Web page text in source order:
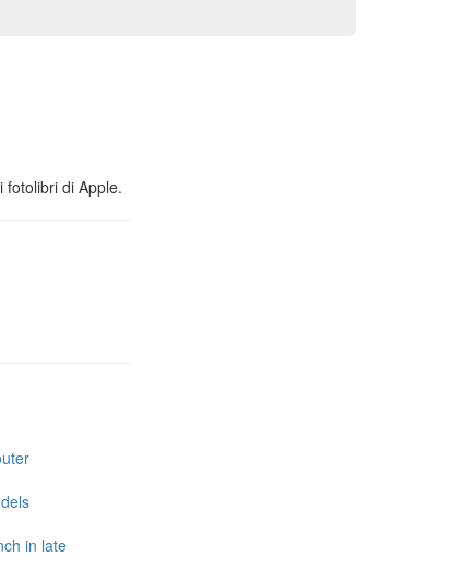
fotolibri di Apple.
in late